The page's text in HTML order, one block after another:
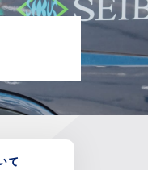
て